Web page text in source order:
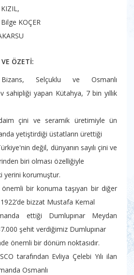
KOÇER
ÖZETİ:
Selçuklu ve Osmanlı
sahipliği yapan Kütahya, 7 bin yıllık
çini ve seramik üretimiyle ün
yetiştirdiği üstatların ürettiği
değil, dünyanın sayılı çini ve
biri olması özelliğiyle
yerini korumuştur.
önemli bir konuma taşıyan bir diğer
bizzat Mustafa Kemal
ettiği Dumlupınar Meydan
şehit verdiğimiz Dumlupınar
önemli bir dönüm noktasıdır.
tarafından Evliya Çelebi Yılı ilan
Osmanlı